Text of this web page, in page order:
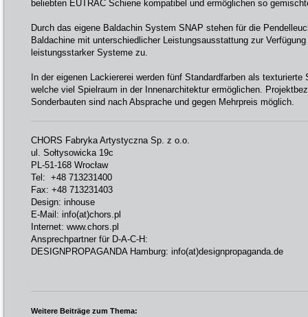
beliebten EUTRAC Schiene kompatibel und ermöglichen so
Durch das eigene Baldachin System SNAP stehen für die
Baldachine mit unterschiedlicher Leistungsausstattung zur
leistungsstarker Systeme zu.
In der eigenen Lackiererei werden fünf Standardfarben als
welche viel Spielraum in der Innenarchitektur ermöglichen.
Sonderbauten sind nach Absprache und gegen Mehrpreis möglich.
CHORS Fabryka Artystyczna Sp. z o.o.
ul. Sołtysowicka 19c
PL-51-168 Wrocław
Tel: +48 713231400
Fax: +48 713231403
Design: inhouse
E-Mail: info(at)chors.pl
Internet: www.chors.pl
Ansprechpartner für D-A-C-H:
DESIGNPROPAGANDA Hamburg: info(at)designpropaganda.de
Weitere Beiträge zum Thema: